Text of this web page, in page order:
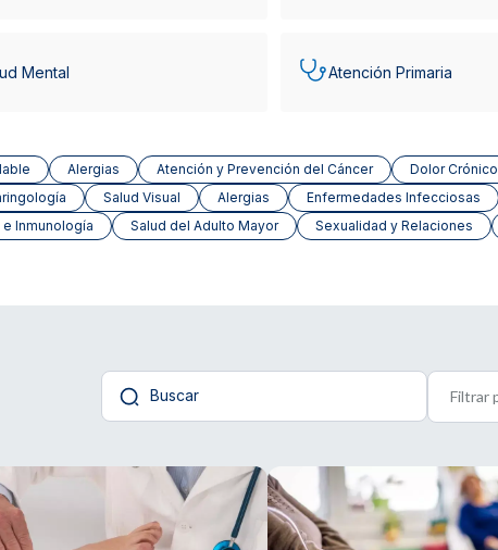
Mental Atención Primaria
Alergias Atención y Prevención del Cáncer Dolor Crónico
Salud Visual Alergias Enfermedades Infecciosas
Inmunología Salud del Adulto Mayor Sexualidad y Relaciones